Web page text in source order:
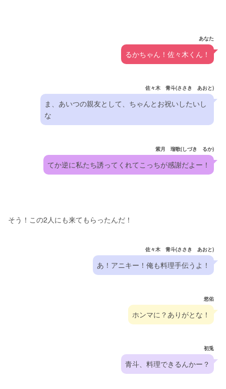
あなた
るかちゃん！佐々木くん！
佐々木 青斗(ささき あおと)
ま、あいつの親友として、ちゃんとお祝いしたいし
な
紫月 瑠歌(しづき るか)
てか逆に私たち誘ってくれてこっちが感謝だよー！
そう！この2人にも来てもらったんだ！
佐々木 青斗(ささき あおと)
あ！アニキー！俺も料理手伝うよ！
悠佑
ホンマに？ありがとな！
初兎
青斗、料理できるんかー？